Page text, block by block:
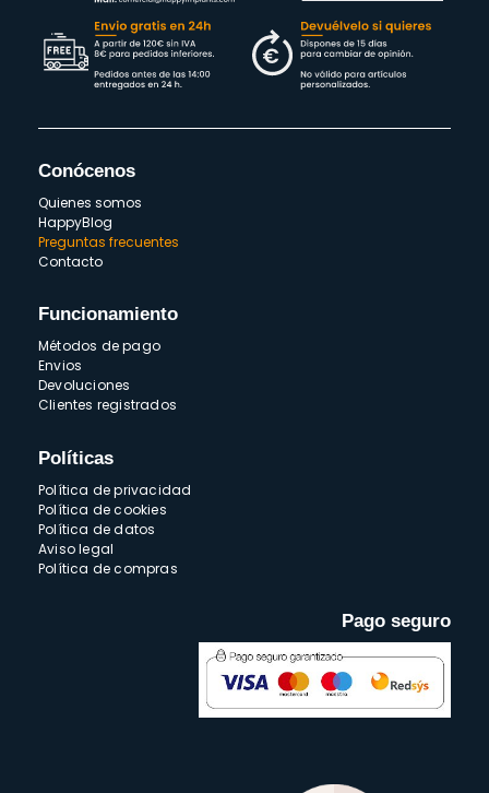
Conócenos
Quienes somos
HappyBlog
Preguntas frecuentes
Contacto
Funcionamiento
Métodos de pago
Envios
Devoluciones
Clientes registrados
Políticas
Política de privacidad
Política de cookies
Política de datos
Aviso legal
Política de compras
Pago seguro